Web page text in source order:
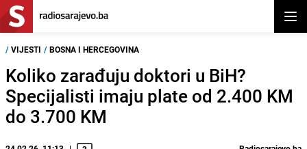
/ VIJESTI / BOSNA I HERCEGOVINA
Koliko zarađuju doktori u BiH?
Specijalisti imaju plate od 2.400 KM
do 3.700 KM